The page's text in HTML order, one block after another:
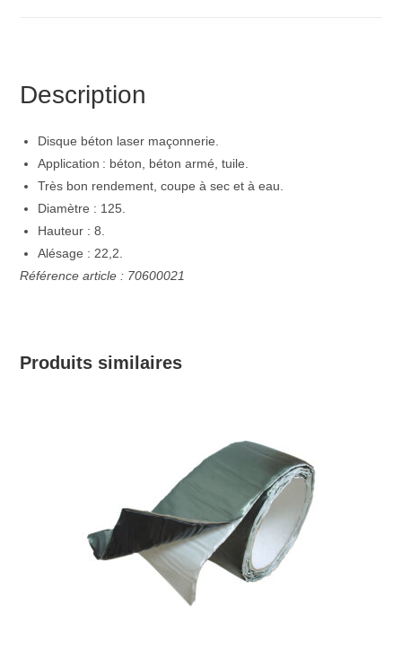
Description
Disque béton laser maçonnerie.
Application : béton, béton armé, tuile.
Très bon rendement, coupe à sec et à eau.
Diamètre : 125.
Hauteur : 8.
Alésage : 22,2.
Référence article : 70600021
Produits similaires